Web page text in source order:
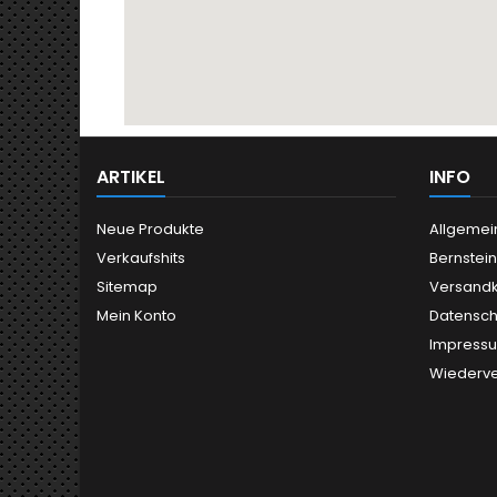
ARTIKEL
Neue Produkte
Verkaufshits
Sitemap
Mein Konto
INFO